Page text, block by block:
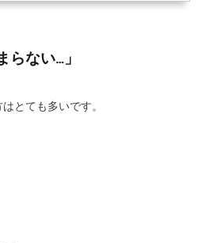
らない…」
とても多いです。